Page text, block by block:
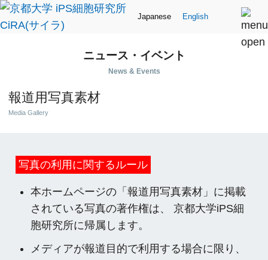
Japanese English
ニュース・イベント
News & Events
報道用写真素材
Media Gallery
写真の利用に関するルール
本ホームページの「報道用写真素材」に掲載
されている写真の著作権は、 京都大学iPS細
胞研究所に帰属します。
メディアが報道目的で利用する場合に限り、